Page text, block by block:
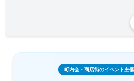
町内会・商店街のイベント主